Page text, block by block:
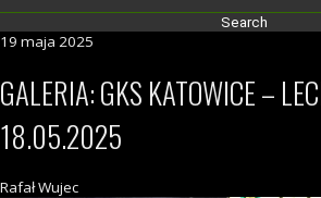
19 maja 2025
GALERIA: GKS KATOWICE –
18.05.2025
Rafał Wujec